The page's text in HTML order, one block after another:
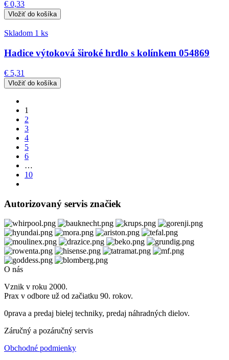
€ 0,33
Skladom 1 ks
Hadice výtoková široké hrdlo s kolínkem 054869
€ 5,31
1
2
3
4
5
6
…
10
Autorizovaný servis značiek
O nás
Vznik v roku 2000.
Prax v odbore už od začiatku 90. rokov.
0prava a predaj bielej techniky, predaj náhradných dielov.
Záručný a pozáručný servis
Obchodné podmienky